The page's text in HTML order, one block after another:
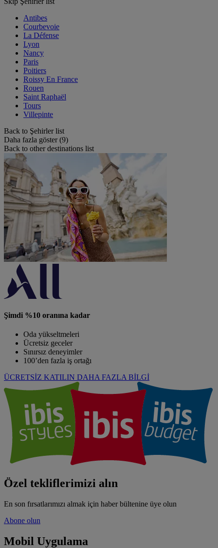
Antibes
Courbevoie
La Défense
Lyon
Nancy
Paris
Poitiers
Roissy En France
Rouen
Saint Raphaël
Tours
Villepinte
Back to Şehirler list
Daha fazla göster (9)
Back to other destinations list
Şimdi %10 oranına kadar
Oda yükseltmeleri
Ücretsiz geceler
Sınırsız deneyimler
100’den fazla iş ortağı
ÜCRETSİZ KATILIN DAHA FAZLA BİLGİ
Özel tekliflerimizi alın
En son fırsatlarımızı almak için haber bültenine üye olun
Abone olun
Mobil Uygulama